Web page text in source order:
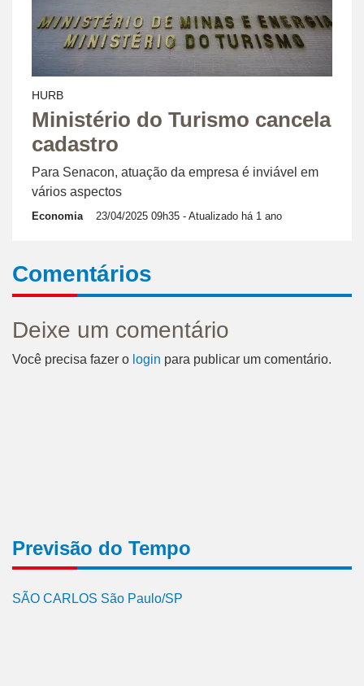
HURB
Ministério do Turismo cancela
cadastro
Para Senacon, atuação da empresa é inviável em
vários aspectos
Economia 23/04/2025 09h35 - Atualizado há 1 ano
Comentários
Deixe um comentário
Você precisa fazer o login para publicar um comentário.
Previsão do Tempo
SÃO CARLOS São Paulo/SP